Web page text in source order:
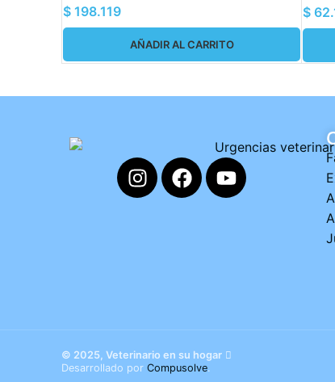
$ 198.119
AÑADIR AL CARRITO
$
© 2025, Veterinario en su hogar
Desarrollado por Compusolve.